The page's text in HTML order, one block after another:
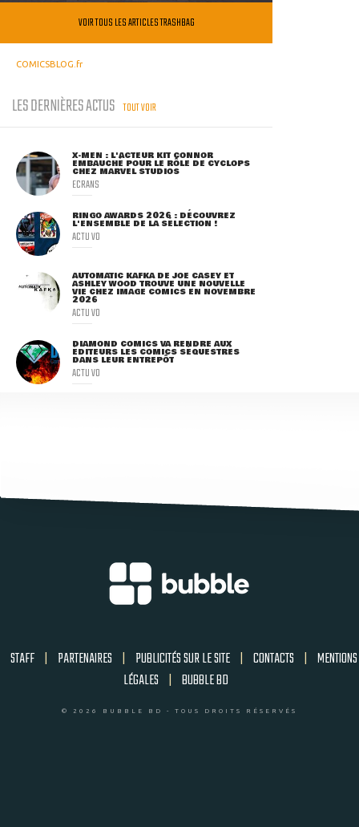
VOIR TOUS LES ARTICLES TRASHBAG
COMICSBLOG.fr
LES DERNIÈRES ACTUS TOUT VOIR
X-MEN : L'ACTEUR KIT CONNOR
EMBAUCHÉ POUR LE RÔLE DE CYCLOPS
CHEZ MARVEL STUDIOS
ECRANS
RINGO AWARDS 2026 : DÉCOUVREZ
L'ENSEMBLE DE LA SÉLECTION !
ACTU VO
AUTOMATIC KAFKA DE JOE CASEY ET
ASHLEY WOOD TROUVE UNE NOUVELLE
VIE CHEZ IMAGE COMICS EN NOVEMBRE
2026
ACTU VO
DIAMOND COMICS VA RENDRE AUX
ÉDITEURS LES COMICS SÉQUESTRÉS
DANS LEUR ENTREPÔT
ACTU VO
STAFF | PARTENAIRES | PUBLICITÉS SUR LE SITE | CONTACTS | MENTIONS
LÉGALES | BUBBLE BD
© 2026 BUBBLE BD - TOUS DROITS RÉSERVÉS